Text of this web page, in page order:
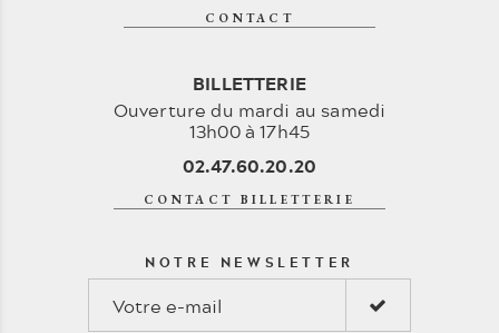
CONTACT
BILLETTERIE
Ouverture du mardi au samedi
13h00 à 17h45
02.47.60.20.20
CONTACT BILLETTERIE
NOTRE NEWSLETTER